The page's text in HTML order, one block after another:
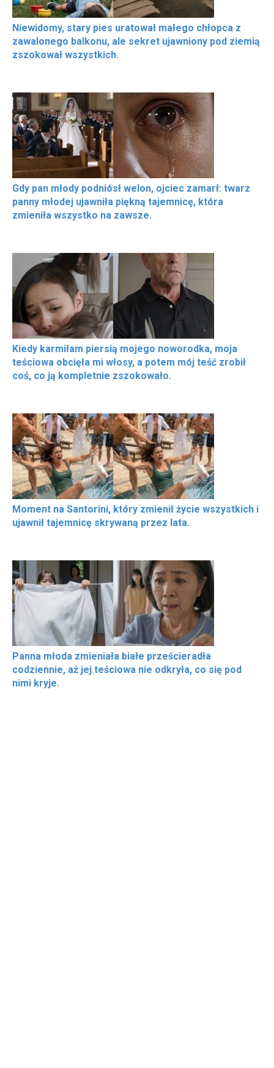
Niewidomy, stary pies uratował małego chłopca z
zawalonego balkonu, ale sekret ujawniony pod ziemią
zszokował wszystkich.
Gdy pan młody podniósł welon, ojciec zamarł: twarz
panny młodej ujawniła piękną tajemnicę, która
zmieniła wszystko na zawsze.
Kiedy karmiłam piersią mojego noworodka, moja
teściowa obcięła mi włosy, a potem mój teść zrobił
coś, co ją kompletnie zszokowało.
Moment na Santorini, który zmienił życie wszystkich i
ujawnił tajemnicę skrywaną przez lata.
Panna młoda zmieniała białe prześcieradła
codziennie, aż jej teściowa nie odkryła, co się pod
nimi kryje.